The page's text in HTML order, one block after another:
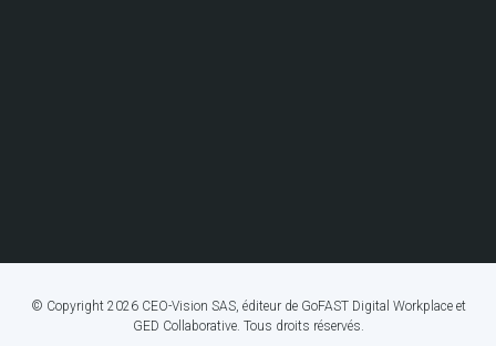
© Copyright 2026 CEO-Vision SAS, éditeur de GoFAST Digital Workplace et
GED Collaborative. Tous droits réservés.